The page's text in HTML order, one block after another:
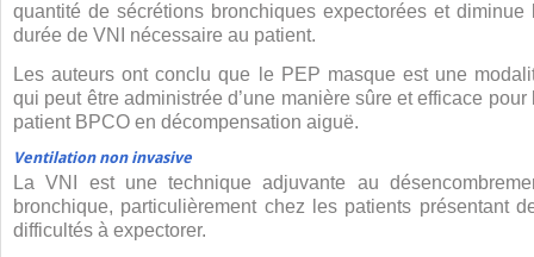
quantité de sécrétions bronchiques expectorées et diminue
durée de VNI nécessaire au patient.
Les auteurs ont conclu que le PEP masque est une
qui peut être administrée d’une manière sûre et efficace pour
patient BPCO en décompensation aiguë.
Ventilation non invasive
La VNI est une technique adjuvante au
bronchique, particulièrement chez les patients présentant
difficultés à expectorer.